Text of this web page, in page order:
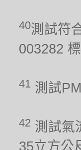
40測試符
003282
41 測試
42 測試氣
35立方公